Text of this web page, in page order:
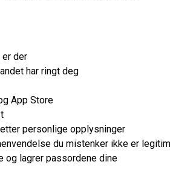
er der
har ringt deg
App Store
personlige opplysninger
du mistenker ikke er legitim
og lagrer passordene dine